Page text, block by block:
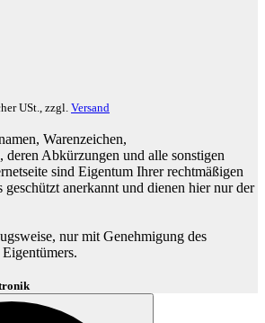
USt., zzgl. Versand
Warenzeichen,
deren Abkürzungen und alle sonstigen
sind Eigentum Ihrer rechtmäßigen
geschützt anerkannt und dienen hier nur der
nur mit Genehmigung des